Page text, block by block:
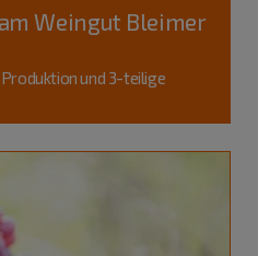
Weingut Bleimer
Produktion und 3-teilige